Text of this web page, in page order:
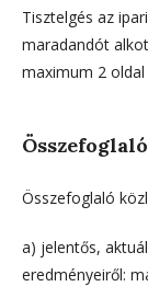
Tisztelgés az
maradandót
maximum 2 oldal
Összefoglaló
a) jelentős,
eredményeiről: